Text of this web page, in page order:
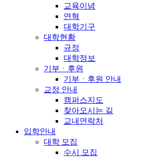
교육이념
연혁
대학기구
대학현황
규정
대학정보
기부ㆍ후원
기부ㆍ후원 안내
교정 안내
캠퍼스지도
찾아오시는 길
교내연락처
입학안내
대학 모집
수시 모집